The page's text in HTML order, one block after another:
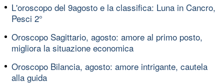
L'oroscopo del 9agosto e la classifica: Luna in Cancro,
Pesci 2°
Oroscopo Sagittario, agosto: amore al primo posto,
migliora la situazione economica
Oroscopo Bilancia, agosto: amore intrigante, cautela
alla guida